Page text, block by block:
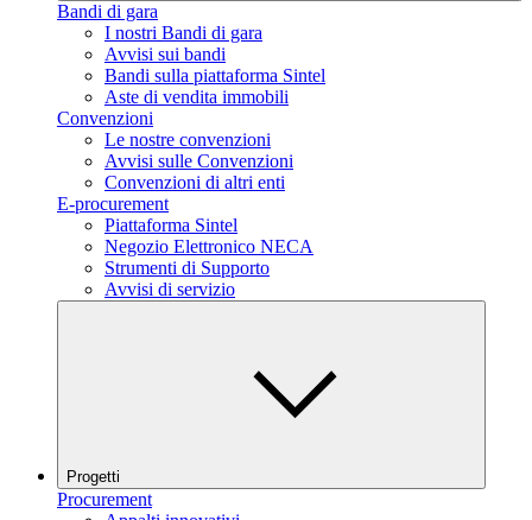
Bandi di gara
I nostri Bandi di gara
Avvisi sui bandi
Bandi sulla piattaforma Sintel
Aste di vendita immobili
Convenzioni
Le nostre convenzioni
Avvisi sulle Convenzioni
Convenzioni di altri enti
E-procurement
Piattaforma Sintel
Negozio Elettronico NECA
Strumenti di Supporto
Avvisi di servizio
Progetti
Procurement